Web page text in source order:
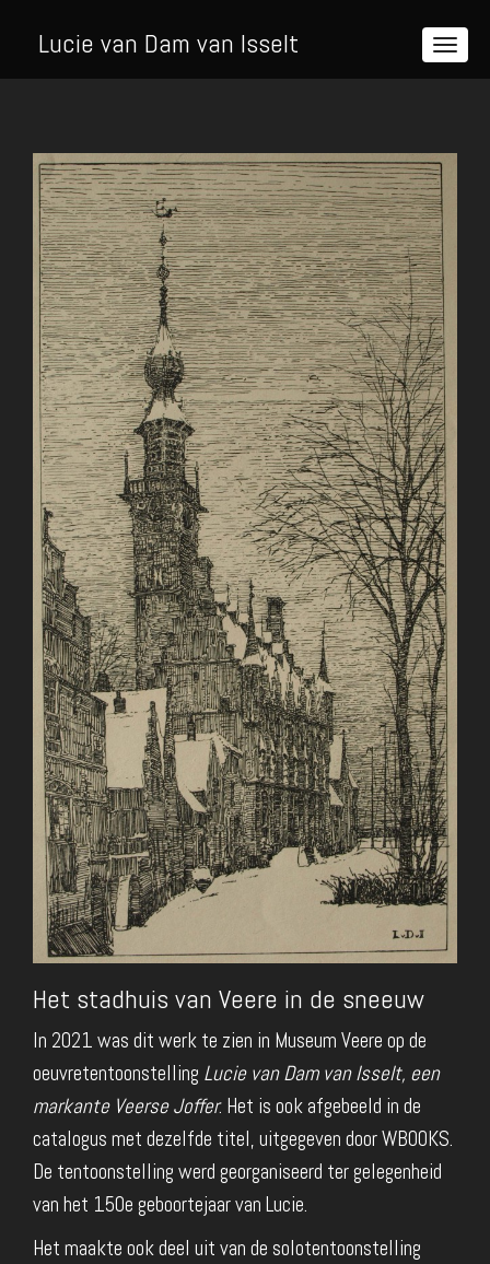
Lucie van Dam van Isselt
Het stadhuis van Veere in de sneeuw
In 2021 was dit werk te zien in Museum Veere op de
oeuvretentoonstelling Lucie van Dam van Isselt, een
markante Veerse Joffer. Het is ook afgebeeld in de
catalogus met dezelfde titel, uitgegeven door WBOOKS.
De tentoonstelling werd georganiseerd ter gelegenheid
van het 150e geboortejaar van Lucie.
Het maakte ook deel uit van de solotentoonstelling